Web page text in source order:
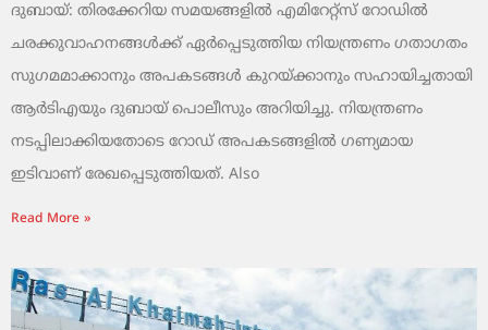
ദുബായ്: തിരക്കേറിയ സമയങ്ങളിൽ എമിറേറ്റ്സ് റോഡിൽ
ചരക്കുവാഹനങ്ങൾക്ക് ഏർപ്പെടുത്തിയ നിയന്ത്രണം ഗതാഗതം
സുഗമമാക്കാനും അപകടങ്ങൾ കുറയ്ക്കാനും സഹായിച്ചതായി
ആർടിഎയും ദുബായ് പൊലീസും അറിയിച്ചു. നിയന്ത്രണം
നടപ്പിലാക്കിയതോടെ റോഡ് അപകടങ്ങളിൽ ഗണ്യമായ
ഇടിവാണ് രേഖപ്പെടുത്തിയത്. Also
Read More »